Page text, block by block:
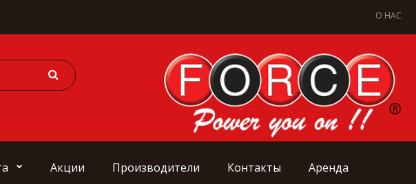
О НАС
Акции Производители Контакты Аренда